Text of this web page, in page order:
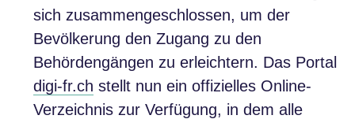
sich zusammengeschlossen, um der
Bevölkerung den Zugang zu den
Behördengängen zu erleichtern. Das Portal
digi-fr.ch stellt nun ein offizielles Online-
Verzeichnis zur Verfügung, in dem alle